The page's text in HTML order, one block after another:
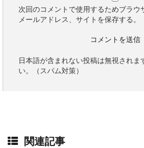
次回のコメントで使用するためブラウ
メールアドレス、サイトを保存する。
日本語が含まれない投稿は無視されま
い。（スパム対策）
関連記事